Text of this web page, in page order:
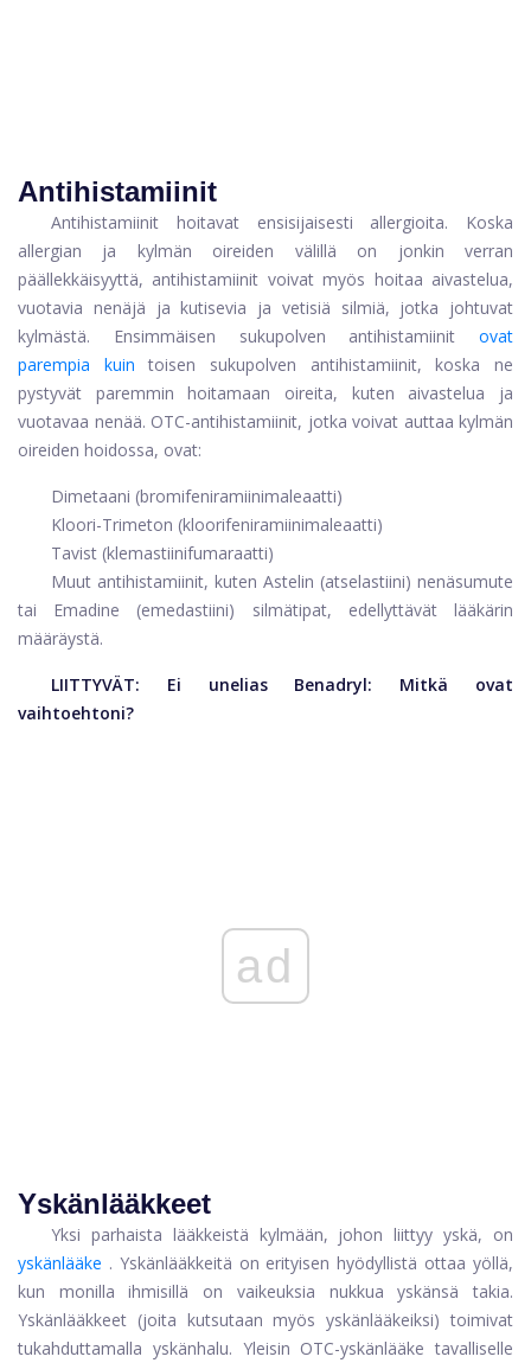
Antihistamiinit
Antihistamiinit hoitavat ensisijaisesti allergioita. Koska
allergian ja kylmän oireiden välillä on jonkin verran
päällekkäisyyttä, antihistamiinit voivat myös hoitaa aivastelua,
vuotavia nenäjä ja kutisevia ja vetisiä silmiä, jotka johtuvat
kylmästä. Ensimmäisen sukupolven antihistamiinit
ovat
parempia kuin
toisen sukupolven antihistamiinit, koska ne
pystyvät paremmin hoitamaan oireita, kuten aivastelua ja
vuotavaa nenää. OTC-antihistamiinit, jotka voivat auttaa kylmän
oireiden hoidossa, ovat:
Dimetaani (bromifeniramiinimaleaatti)
Kloori-Trimeton (kloorifeniramiinimaleaatti)
Tavist (klemastiinifumaraatti)
Muut antihistamiinit, kuten Astelin (atselastiini) nenäsumute
tai Emadine (emedastiini) silmätipat, edellyttävät lääkärin
määräystä.
LIITTYVÄT:
Ei unelias Benadryl: Mitkä ovat
vaihtoehtoni?
ad
Yskänlääkkeet
Yksi parhaista lääkkeistä kylmään, johon liittyy yskä, on
yskänlääke . Yskänlääkkeitä on erityisen hyödyllistä ottaa yöllä,
kun monilla ihmisillä on vaikeuksia nukkua yskänsä takia.
Yskänlääkkeet (joita kutsutaan myös yskänlääkeiksi) toimivat
tukahduttamalla yskänhalu. Yleisin OTC-yskänlääke tavalliselle